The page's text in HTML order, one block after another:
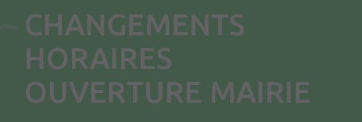
CHANGEMENTS
HORAIRES
OUVERTURE MAIRIE